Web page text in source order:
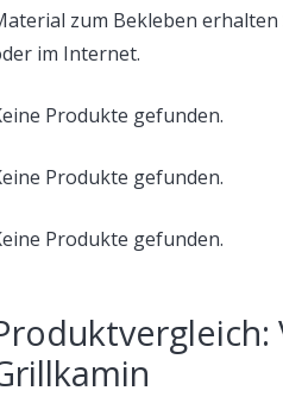
zum Bekleben erhalten
im Internet.
Produkte gefunden.
Produkte gefunden.
Produkte gefunden.